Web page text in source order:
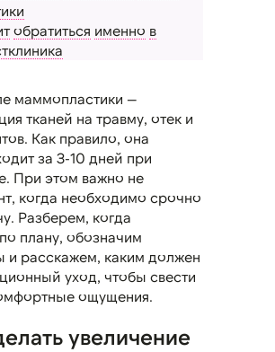
обратиться именно в
маммопластики —
тканей на травму, отек и
Как правило, она
за 3-10 дней при
При этом важно не
когда необходимо срочно
Разберем, когда
плану, обозначим
и расскажем, каким должен
уход, чтобы свести
ощущения.
увеличение